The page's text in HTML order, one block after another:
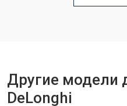
Другие модели
DeLonghi